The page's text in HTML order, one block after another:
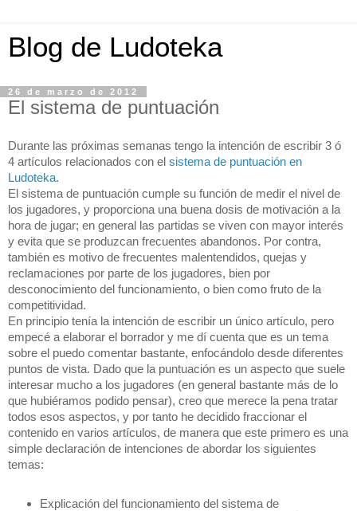
Blog de Ludoteka
26 de marzo de 2012
El sistema de puntuación
Durante las próximas semanas tengo la intención de escribir 3 ó
4 artículos relacionados con el sistema de puntuación en
Ludoteka.
El sistema de puntuación cumple su función de medir el nivel de
los jugadores, y proporciona una buena dosis de motivación a la
hora de jugar; en general las partidas se viven con mayor interés
y evita que se produzcan frecuentes abandonos. Por contra,
también es motivo de frecuentes malentendidos, quejas y
reclamaciones por parte de los jugadores, bien por
desconocimiento del funcionamiento, o bien como fruto de la
competitividad.
En principio tenía la intención de escribir un único artículo, pero
empecé a elaborar el borrador y me dí cuenta que es un tema
sobre el puedo comentar bastante, enfocándolo desde diferentes
puntos de vista. Dado que la puntuación es un aspecto que suele
interesar mucho a los jugadores (en general bastante más de lo
que hubiéramos podido pensar), creo que merece la pena tratar
todos esos aspectos, y por tanto he decidido fraccionar el
contenido en varios artículos, de manera que este primero es una
simple declaración de intenciones de abordar los siguientes
temas:
Explicación del funcionamiento del sistema de